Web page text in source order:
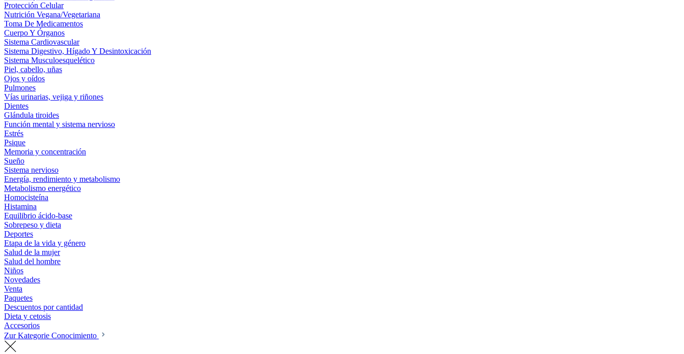
Protección Celular
Nutrición Vegana/Vegetariana
Toma De Medicamentos
Cuerpo Y Órganos
Sistema Cardiovascular
Sistema Digestivo, Hígado Y Desintoxicación
Sistema Musculoesquelético
Piel, cabello, uñas
Ojos y oídos
Pulmones
Vías urinarias, vejiga y riñones
Dientes
Glándula tiroides
Función mental y sistema nervioso
Estrés
Psique
Memoria y concentración
Sueño
Sistema nervioso
Energía, rendimiento y metabolismo
Metabolismo energético
Homocisteína
Histamina
Equilibrio ácido-base
Sobrepeso y dieta
Deportes
Etapa de la vida y género
Salud de la mujer
Salud del hombre
Niños
Novedades
Venta
Paquetes
Descuentos por cantidad
Dieta y cetosis
Accesorios
Zur Kategorie Conocimiento